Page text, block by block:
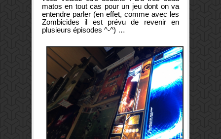
matos en tout cas pour un jeu dont on va
entendre parler (en effet, comme avec les
Zombicides il est prévu de revenir en
plusieurs épisodes ^-^) …